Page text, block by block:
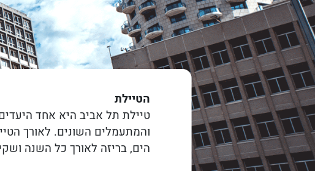
הטיילת
טיילת תל אביב היא אחד
והמתעמלים השונים. לאורך
הים, בריזה לאורך כל השנה